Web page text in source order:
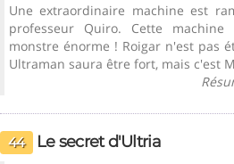
Une extraordinaire machine est
professeur Quiro. Cette
monstre énorme ! Roigar n'est pas
Ultraman saura être fort, mais c'est
44 Le secret d'Ultria